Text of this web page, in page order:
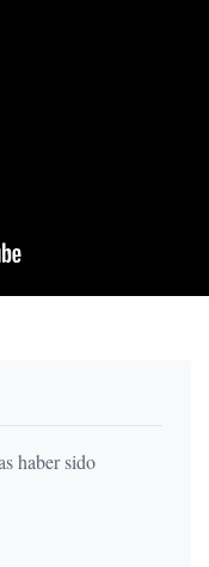
haber sido